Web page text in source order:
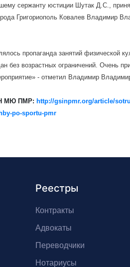
сержанту юстиции Шутак Д.С.,
Григориополь Ковалев Владимир
пропаганда занятий физической
без возрастных ограничений. Очень
- отметил Владимир
МЮ ПМР: http://gsinpmr.org/article/
po-sportu-pmr
Реестры
Контракты
Адвокаты
Переводчики
Нотариусы